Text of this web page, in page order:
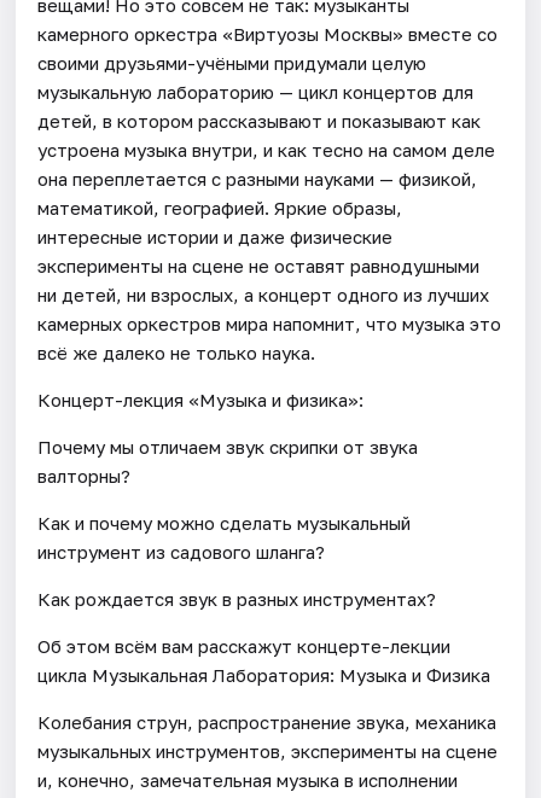
вещами! Но это совсем не так: музыканты
камерного оркестра «Виртуозы Москвы» вместе со
своими друзьями-учёными придумали целую
музыкальную лабораторию — цикл концертов для
детей, в котором рассказывают и показывают как
устроена музыка внутри, и как тесно на самом деле
она переплетается с разными науками — физикой,
математикой, географией. Яркие образы,
интересные истории и даже физические
эксперименты на сцене не оставят равнодушными
ни детей, ни взрослых, а концерт одного из лучших
камерных оркестров мира напомнит, что музыка это
всё же далеко не только наука.
Концерт-лекция «Музыка и физика»:
Почему мы отличаем звук скрипки от звука
валторны?
Как и почему можно сделать музыкальный
инструмент из садового шланга?
Как рождается звук в разных инструментах?
Об этом всём вам расскажут концерте-лекции
цикла Музыкальная Лаборатория: Музыка и Физика
Колебания струн, распространение звука, механика
музыкальных инструментов, эксперименты на сцене
и, конечно, замечательная музыка в исполнении